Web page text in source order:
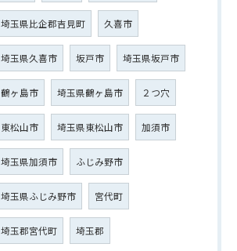
埼玉県比企郡吉見町 久喜市
埼玉県久喜市 坂戸市 埼玉県坂戸市
鶴ヶ島市 埼玉県鶴ヶ島市 ２つ穴
東松山市 埼玉県東松山市 加須市
埼玉県加須市 ふじみ野市
埼玉県ふじみ野市 宮代町
埼玉郡宮代町 埼玉郡